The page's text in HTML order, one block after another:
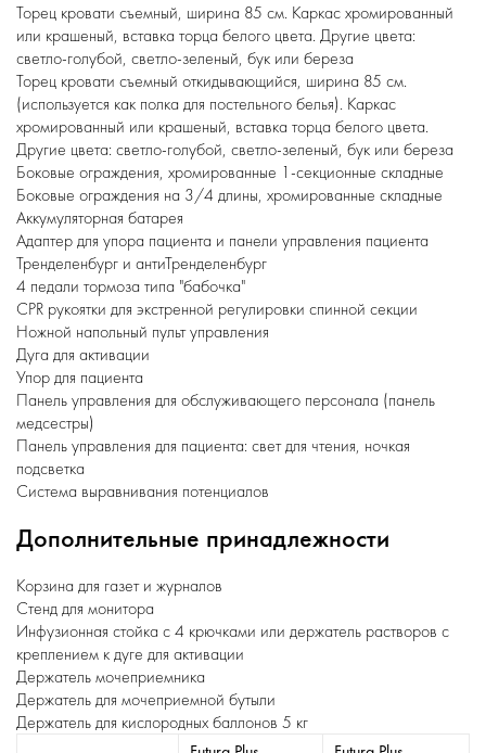
Торец кровати съемный, ширина 85 см. Каркас хромированный
или крашеный, вставка торца белого цвета. Другие цвета:
светло-голубой, светло-зеленый, бук или береза
Торец кровати съемный откидывающийся, ширина 85 см.
(используется как полка для постельного белья). Каркас
хромированный или крашеный, вставка торца белого цвета.
Другие цвета: светло-голубой, светло-зеленый, бук или береза
Боковые ограждения, хромированные 1-секционные складные
Боковые ограждения на 3/4 длины, хромированные складные
Аккумуляторная батарея
Адаптер для упора пациента и панели управления пациента
Тренделенбург и антиТренделенбург
4 педали тормоза типа "бабочка"
CPR рукоятки для экстренной регулировки спинной секции
Ножной напольный пульт управления
Дуга для активации
Упор для пациента
Панель управления для обслуживающего персонала (панель
медсестры)
Панель управления для пациента: свет для чтения, ночкая
подсветка
Система выравнивания потенциалов
Дополнительные принадлежности
Корзина для газет и журналов
Стенд для монитора
Инфузионная стойка с 4 крючками или держатель растворов с
креплением к дуге для активации
Держатель мочеприемника
Держатель для мочеприемной бутыли
Держатель для кислородных баллонов 5 кг